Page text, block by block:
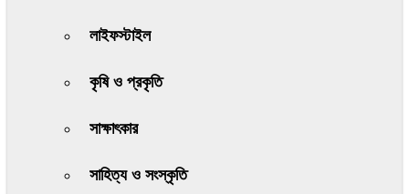
লাইফস্টাইল
কৃষি ও প্রকৃতি
সাক্ষাৎকার
সাহিত্য ও সংস্কৃতি